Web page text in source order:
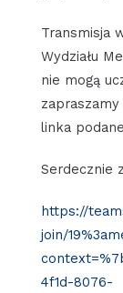
Transmisja
Wydziału
nie mogą
linka
Serdecznie
https://
join/
4f1d-8076-